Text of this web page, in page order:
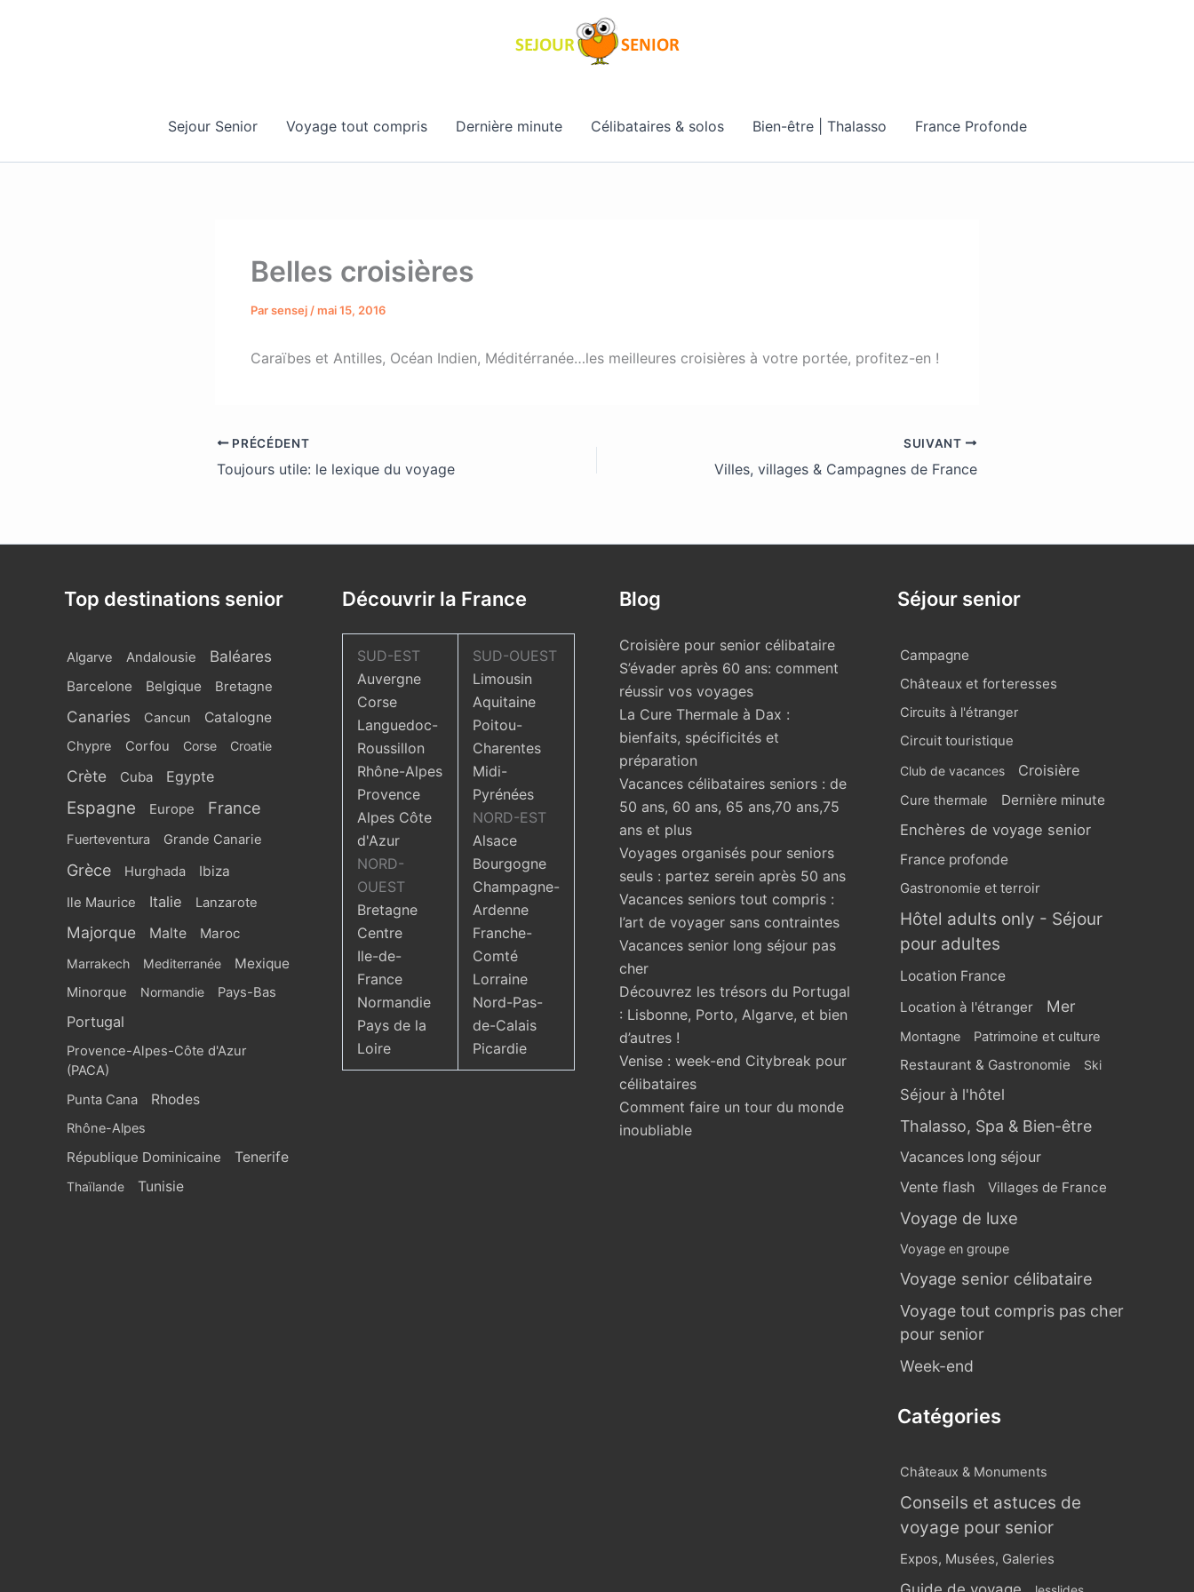
Sejour Senior Voyage tout compris Dernière minute Célibataires & solos Bien-être | Thalasso France Profonde
Belles croisières
Parsensej /mai 15, 2016
Caraïbes et Antilles, Océan Indien, Méditérranée…les meilleures croisières à votre portée, profitez-en !
PRÉCÉDENT
Toujours utile: le lexique du voyage
SUIVANT
Villes, villages & Campagnes de France
Top destinations senior
Algarve Andalousie Baléares
Barcelone Belgique Bretagne
Canaries Cancun Catalogne
Chypre Corfou Corse Croatie
Crète Cuba Egypte
Espagne Europe France
Fuerteventura Grande Canarie
Grèce Hurghada Ibiza
Ile Maurice Italie Lanzarote
Majorque Malte Maroc
Marrakech Mediterranée Mexique
Minorque Normandie Pays-Bas
Portugal
Provence-Alpes-Côte d'Azur
(PACA)
Punta Cana
Rhodes
Rhône-Alpes
République Dominicaine Tenerife
Thaïlande Tunisie
Découvrir la France
SUD-EST
Auvergne
Corse
Languedoc-
Roussillon
Rhône-Alpes
Provence
Alpes Côte
d'Azur
NORD-
OUEST
Bretagne
Centre
Ile-de-
France
Normandie
Pays de la
Loire
SUD-OUEST
Limousin
Aquitaine
Poitou-
Charentes
Midi-
Pyrénées
NORD-EST
Alsace
Bourgogne
Champagne-
Ardenne
Franche-
Comté
Lorraine
Nord-Pas-
de-Calais
Picardie
Blog
Croisière pour senior célibataire
S’évader après 60 ans: comment
réussir vos voyages
La Cure Thermale à Dax :
bienfaits, spécificités et
préparation
Vacances célibataires seniors : de
50 ans, 60 ans, 65 ans,70 ans,75
ans et plus
Voyages organisés pour seniors
seuls : partez serein après 50 ans
Vacances seniors tout compris :
l’art de voyager sans contraintes
Vacances senior long séjour pas
cher
Découvrez les trésors du Portugal
: Lisbonne, Porto, Algarve, et bien
d’autres !
Venise : week-end Citybreak pour
célibataires
Comment faire un tour du monde
inoubliable
Séjour senior
Campagne
Châteaux et forteresses
Circuits à l'étranger
Circuit touristique
Club de vacances Croisière
Cure thermale Dernière minute
Enchères de voyage senior
France profonde
Gastronomie et terroir
Hôtel adults only - Séjour
pour adultes
Location France
Location à l'étranger
Mer
Montagne Patrimoine et culture
Restaurant & Gastronomie Ski
Séjour à l'hôtel
Thalasso, Spa & Bien-être
Vacances long séjour
Vente flash Villages de France
Voyage de luxe
Voyage en groupe
Voyage senior célibataire
Voyage tout compris pas cher
pour senior
Week-end
Catégories
Châteaux & Monuments
Conseils et astuces de
voyage pour senior
Expos, Musées, Galeries